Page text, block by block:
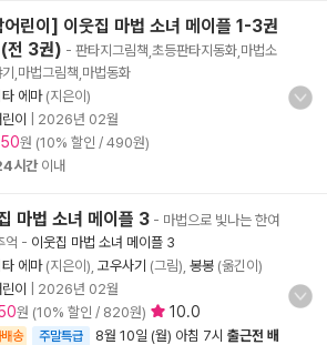
어린이] 이웃집 마법 소녀 메이플 1-3권
전 3권) - 판타지그림책,초등판타지동화,마법소
,마법그림책,마법동화
에마(지은이)
이
2026년 02월
원 (10% 할인 / 490원)
시간이내
마법 소녀 메이플 3 - 마법으로 빛나는 한여
억 - 이웃집 마법 소녀 메이플 3
에마(지은이), 고우사기 (그림), 봉봉 (옮긴이)
이
2026년 02월
원 (10% 할인 / 820원) 10.0
송 주말특급 8월 10일 (월) 아침 7시 출근전 배